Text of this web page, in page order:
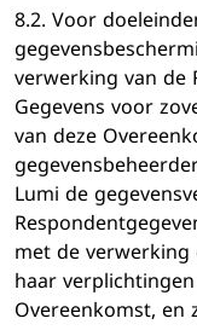
8.2. Voor
verwerking van de
Gegevens voor
van deze
Lumi de
met de
haar
Overeenkomst, en